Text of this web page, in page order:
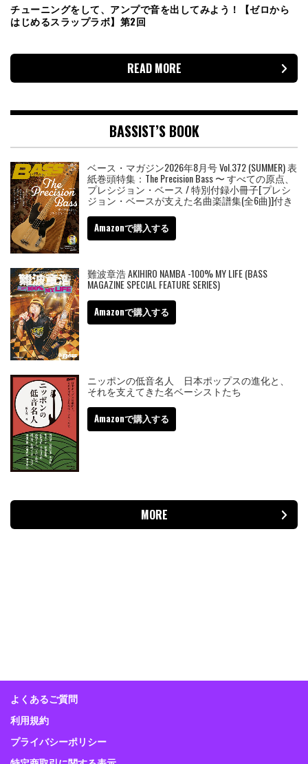
チューニングをして、アンプで音を出してみよう！【ゼロから
はじめるスラップラボ】第2回
READ MORE
BASSIST’S BOOK
ベース・マガジン2026年8月号 Vol.372 (SUMMER) 表
紙巻頭特集：The Precision Bass 〜 すべての原点、
プレシジョン・ベース / 特別付録小冊子[プレシ
ジョン・ベースが支えた名曲楽譜集(全6曲)]付き
Amazonで購入する
難波章浩 AKIHIRO NAMBA -100% MY LIFE (BASS
MAGAZINE SPECIAL FEATURE SERIES)
Amazonで購入する
ニッポンの低音名人 日本ポップスの進化と、
それを支えてきた名ベーシストたち
Amazonで購入する
MORE
よくあるご質問
利用規約
プライバシーポリシー